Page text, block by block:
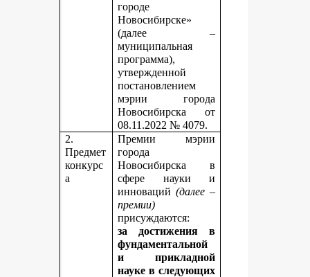
городе
Новосибирске»
(далее –
муниципальная
программа),
утвержденной
постановлением
мэрии города
Новосибирска от
08.11.2022 № 4079.
2.
Предмет
конкурс
а
Премии мэрии
города
Новосибирска в
сфере науки и
инноваций(далее –
премии)
присуждаются:
за достижения в
фундаментальной
и прикладной
наукев следующих